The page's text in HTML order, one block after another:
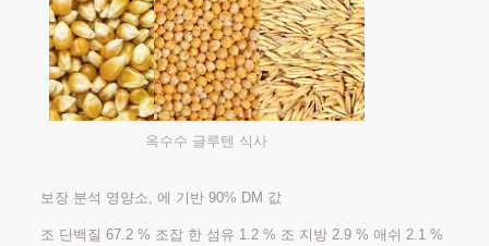
옥수수 글루텐 식사
보장 분석 영양소, 에 기반 90% DM 값
조 단백질 67.2 % 조잡 한 섬유 1.2 % 조 지방 2.9 % 애쉬 2.1 %